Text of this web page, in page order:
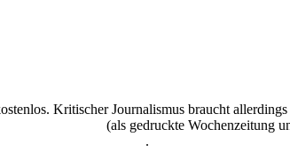
Kritischer Journalismus braucht
(als gedruckte Wochenzeitung
.